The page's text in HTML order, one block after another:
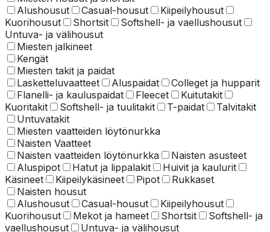
Alushousut
Casual-housut
Kiipeilyhousut
Kuorihousut
Shortsit
Softshell- ja vaellushousut
Untuva- ja välihousut
Miesten jalkineet
Kengät
Miesten takit ja paidat
Lasketteluvaatteet
Aluspaidat
Colleget ja hupparit
Flanelli- ja kauluspaidat
Fleecet
Kuitutakit
Kuoritakit
Softshell- ja tuulitakit T-paidat
Talvitakit
Untuvatakit
Miesten vaatteiden löytönurkka
Naisten Vaatteet
Naisten vaatteiden löytönurkka
Naisten asusteet
Aluspipot
Hatut ja lippalakit
Huivit ja kaulurit
Käsineet
Kiipeilykäsineet Pipot
Rukkaset
Naisten housut
Alushousut
Casual-housut
Kiipeilyhousut
Kuorihousut
Mekot ja hameet Shortsit
Softshell- ja
vaellushousut
Untuva- ja välihousut